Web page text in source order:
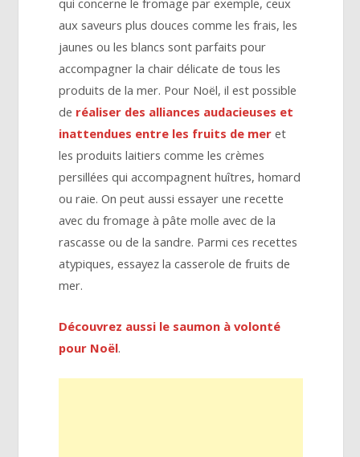
qui concerne le fromage par exemple, ceux
aux saveurs plus douces comme les frais, les
jaunes ou les blancs sont parfaits pour
accompagner la chair délicate de tous les
produits de la mer. Pour Noël, il est possible
de réaliser des alliances audacieuses et
inattendues entre les fruits de mer et
les produits laitiers comme les crèmes
persillées qui accompagnent huîtres, homard
ou raie. On peut aussi essayer une recette
avec du fromage à pâte molle avec de la
rascasse ou de la sandre. Parmi ces recettes
atypiques, essayez la casserole de fruits de
mer.
Découvrez aussi le saumon à volonté
pour Noël.